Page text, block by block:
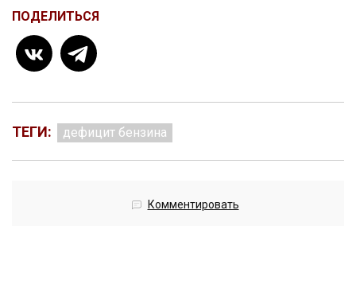
ПОДЕЛИТЬСЯ
ТЕГИ: дефицит бензина
Комментировать